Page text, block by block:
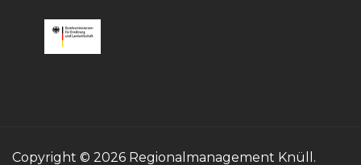
Copyright © 2026 Regionalmanagement Knüll.